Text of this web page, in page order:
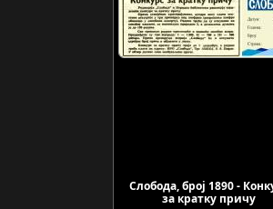
Слобода, број 1890 -
за кратку причу